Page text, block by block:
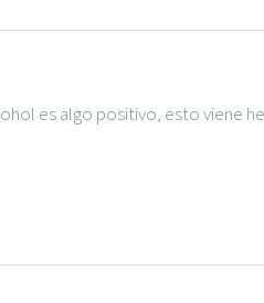
es algo positivo, esto viene